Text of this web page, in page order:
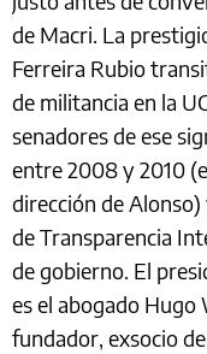
de Macri. La
Ferreira Rubio
de militancia en la
senadores de ese
entre 2008 y 2010
dirección de
de Transparencia
de gobierno. El
es el abogado
fundador, exsocio